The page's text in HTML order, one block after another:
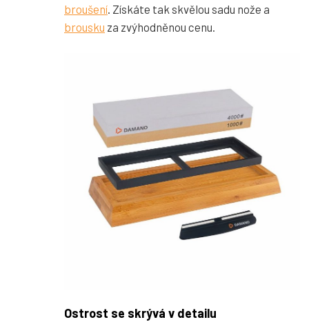
broušení . Získáte tak skvělou sadu nože a
brousku za zvýhodněnou cenu.
Ostrost se skrývá v detailu